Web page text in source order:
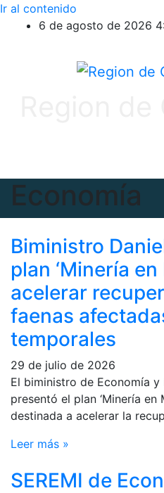
Ir al contenido
6 de agosto de 2026
Economía
Biministro
plan ‘Minería en
acelerar
faenas
temporales
29 de julio de 2026
El biministro de Economía y
presentó el plan ‘Minería en
destinada a acelerar la
Leer más »
SEREMI de